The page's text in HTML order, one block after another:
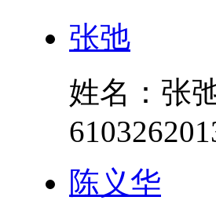
张弛
姓名：张
陈义华